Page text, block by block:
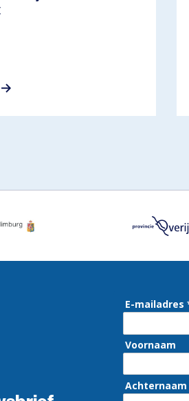
E-mailadres
Voornaam
Achternaam